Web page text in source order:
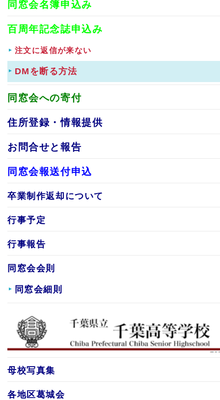
同窓会名簿申込み
百周年記念誌申込み
注文に返信が来ない
DMを断る方法
同窓会への寄付
住所登録・情報提供
お問合せと報告
同窓会報送付申込
卒業制作返却について
行事予定
行事報告
同窓会会則
同窓会細則
母校写真集
各地区葛城会